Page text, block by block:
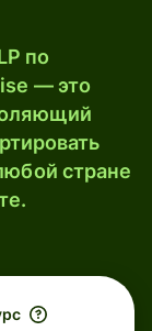
по
— это
стране